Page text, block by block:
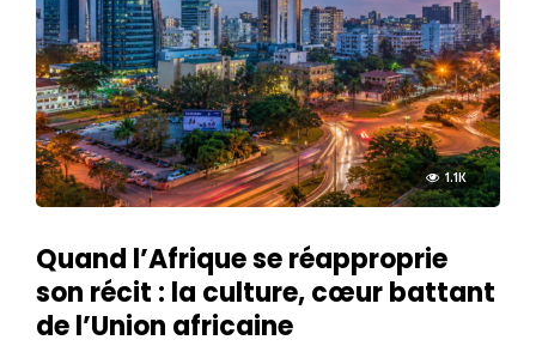
1.1K
Quand l’Afrique se réapproprie
son récit : la culture, cœur battant
de l’Union africaine